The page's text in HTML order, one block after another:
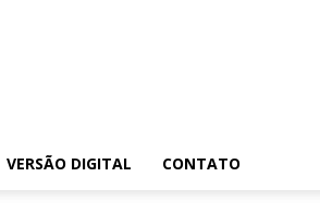
VERSÃO DIGITAL CONTATO